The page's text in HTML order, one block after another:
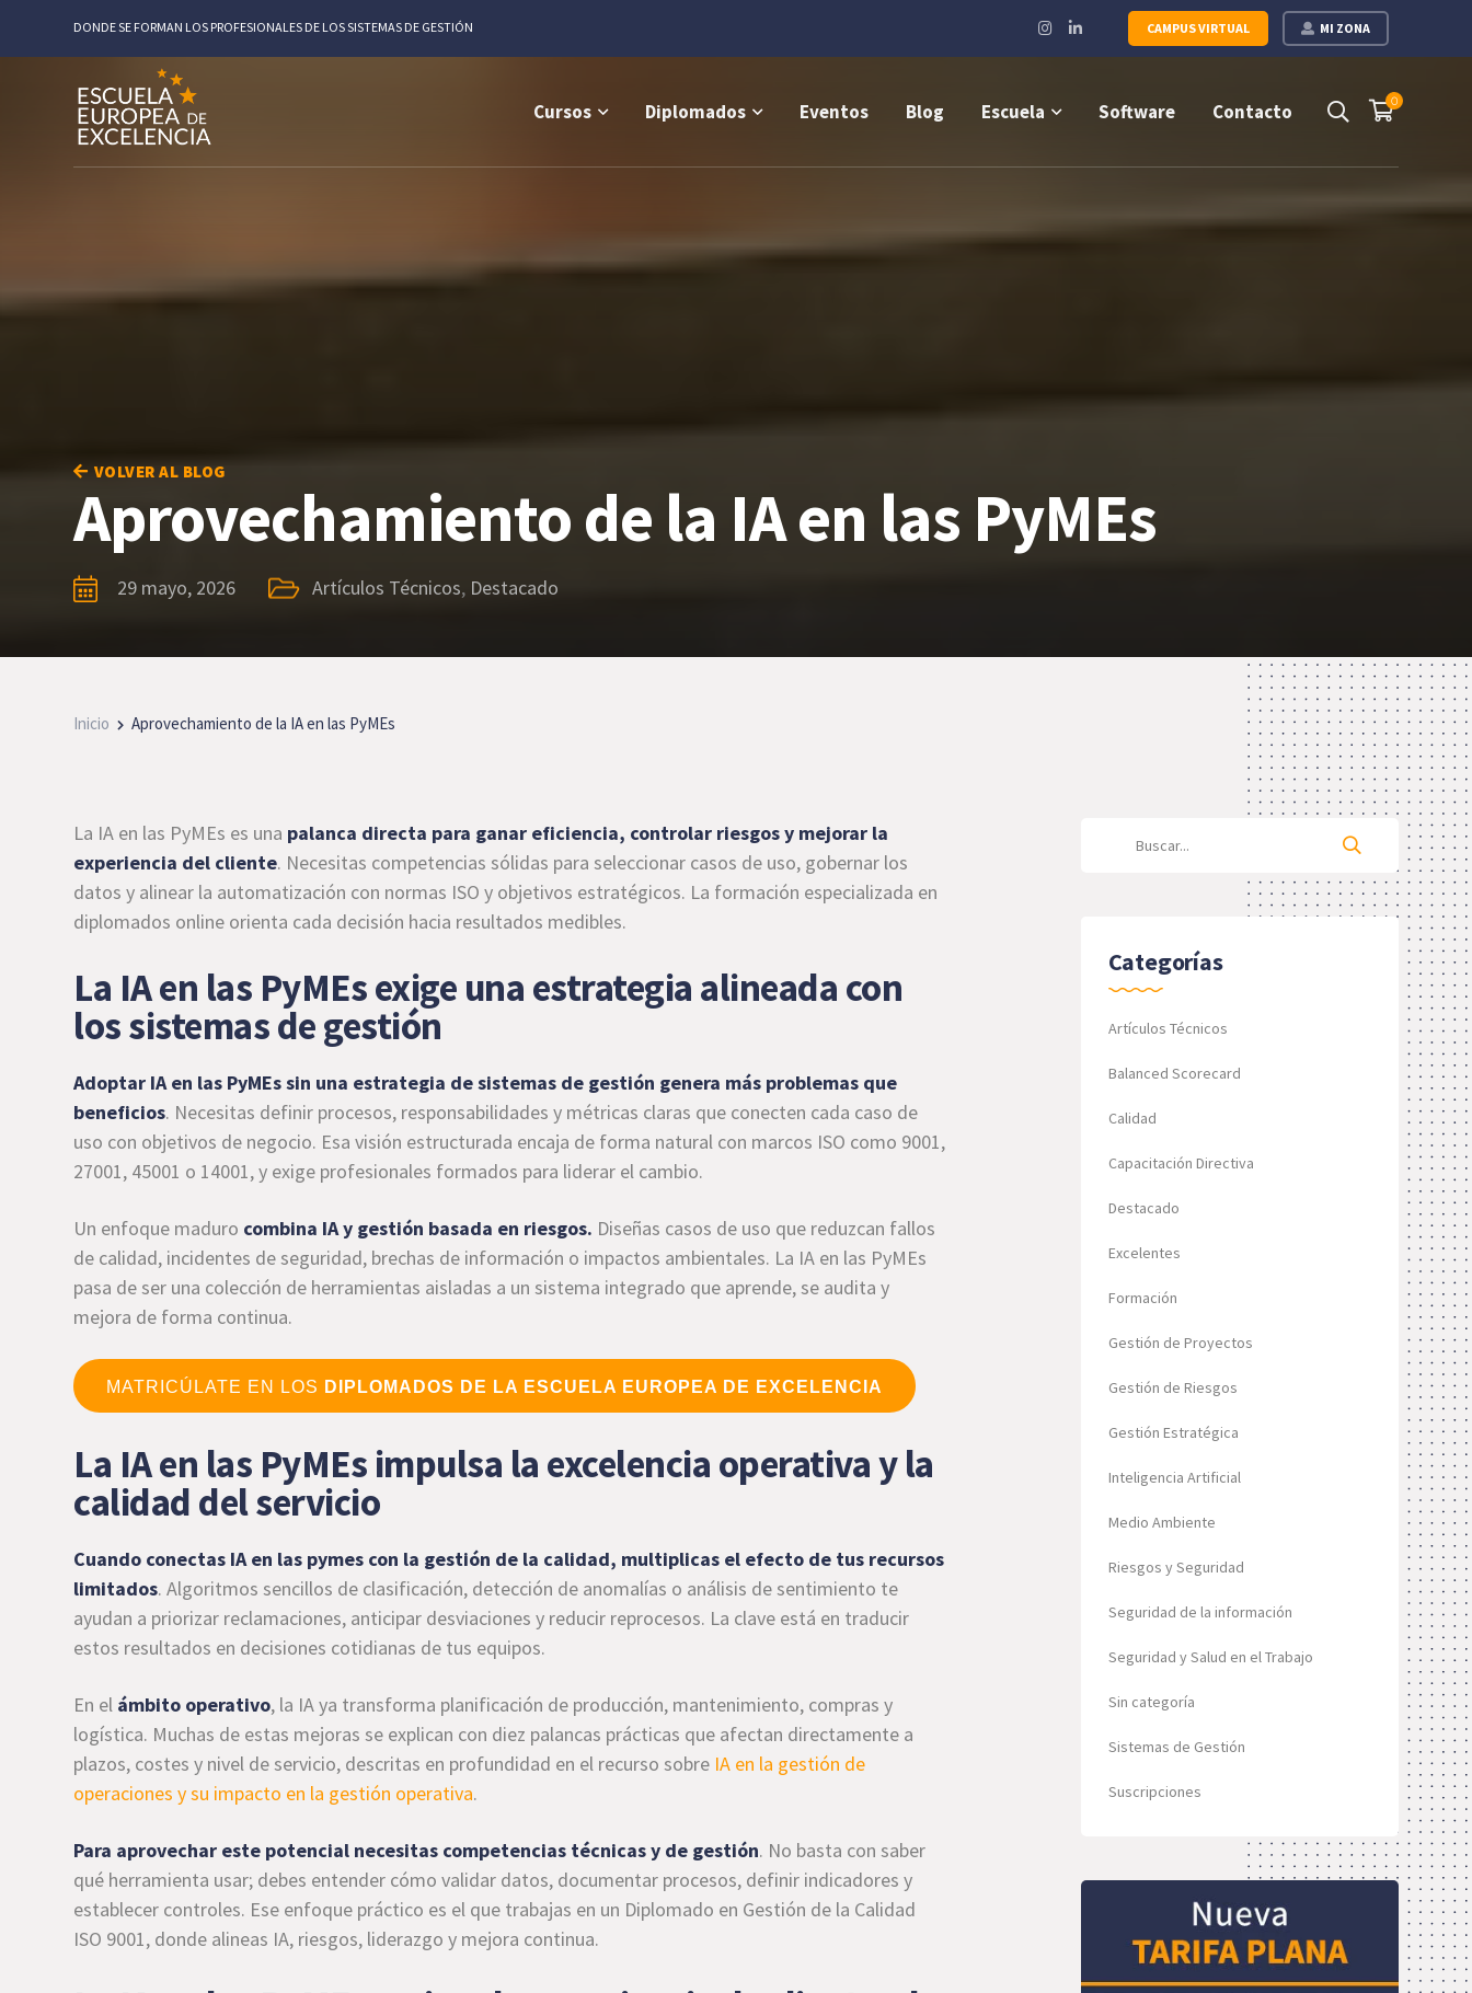
MI ZONA
CAMPUS VIRTUAL
DONDE SE FORMAN LOS PROFESIONALES DE LOS SISTEMAS DE GESTIÓN
Instagram
Profile
LinkedIn
Profile
0
Cursos Diplomados Eventos Blog Escuela Software Contacto
VOLVER AL BLOG
Aprovechamiento de la IA en las PyMEs
29 mayo, 2026 Artículos Técnicos, Destacado
Inicio Aprovechamiento de la IA en las PyMEs
La IA en las PyMEs es una palanca directa para ganar eficiencia, controlar riesgos y mejorar la
experiencia del cliente. Necesitas competencias sólidas para seleccionar casos de uso, gobernar los
datos y alinear la automatización con normas ISO y objetivos estratégicos. La formación especializada en
diplomados online orienta cada decisión hacia resultados medibles.
La IA en las PyMEs exige una estrategia alineada con
los sistemas de gestión
Adoptar IA en las PyMEs sin una estrategia de sistemas de gestión genera más problemas que
beneficios. Necesitas definir procesos, responsabilidades y métricas claras que conecten cada caso de
uso con objetivos de negocio. Esa visión estructurada encaja de forma natural con marcos ISO como 9001,
27001, 45001 o 14001, y exige profesionales formados para liderar el cambio.
Un enfoque maduro combina IA y gestión basada en riesgos. Diseñas casos de uso que reduzcan fallos
de calidad, incidentes de seguridad, brechas de información o impactos ambientales. La IA en las PyMEs
pasa de ser una colección de herramientas aisladas a un sistema integrado que aprende, se audita y
mejora de forma continua.
MATRICÚLATE EN LOS DIPLOMADOS DE LA ESCUELA EUROPEA DE EXCELENCIA
La IA en las PyMEs impulsa la excelencia operativa y la
calidad del servicio
Cuando conectas IA en las pymes con la gestión de la calidad, multiplicas el efecto de tus recursos
limitados. Algoritmos sencillos de clasificación, detección de anomalías o análisis de sentimiento te
ayudan a priorizar reclamaciones, anticipar desviaciones y reducir reprocesos. La clave está en traducir
estos resultados en decisiones cotidianas de tus equipos.
En el ámbito operativo, la IA ya transforma planificación de producción, mantenimiento, compras y
logística. Muchas de estas mejoras se explican con diez palancas prácticas que afectan directamente a
plazos, costes y nivel de servicio, descritas en profundidad en el recurso sobre IA en la gestión de
operaciones y su impacto en la gestión operativa.
Para aprovechar este potencial necesitas competencias técnicas y de gestión. No basta con saber
qué herramienta usar; debes entender cómo validar datos, documentar procesos, definir indicadores y
establecer controles. Ese enfoque práctico es el que trabajas en un Diplomado en Gestión de la Calidad
ISO 9001, donde alineas IA, riesgos, liderazgo y mejora continua.
Categorías
Artículos Técnicos
Balanced Scorecard
Calidad
Capacitación Directiva
Destacado
Excelentes
Formación
Gestión de Proyectos
Gestión de Riesgos
Gestión Estratégica
Inteligencia Artificial
Medio Ambiente
Riesgos y Seguridad
Seguridad de la información
Seguridad y Salud en el Trabajo
Sin categoría
Sistemas de Gestión
Suscripciones